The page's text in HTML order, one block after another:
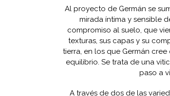
Al proyecto de Germán se
mirada íntima y sensible
compromiso al suelo, que
texturas, sus capas y su
tierra, en los que Germán
equilibrio. Se trata de una
paso a
A través de dos de las